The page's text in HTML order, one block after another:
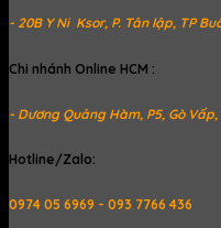
- 20B Y Ni Ksor, P. Tân lập, TP
Chi nhánh Online HCM :
- Dương Quảng Hàm, P5, Gò Vấp,
Hotline/Zalo:
0974 05 6969 - 093 7766 436